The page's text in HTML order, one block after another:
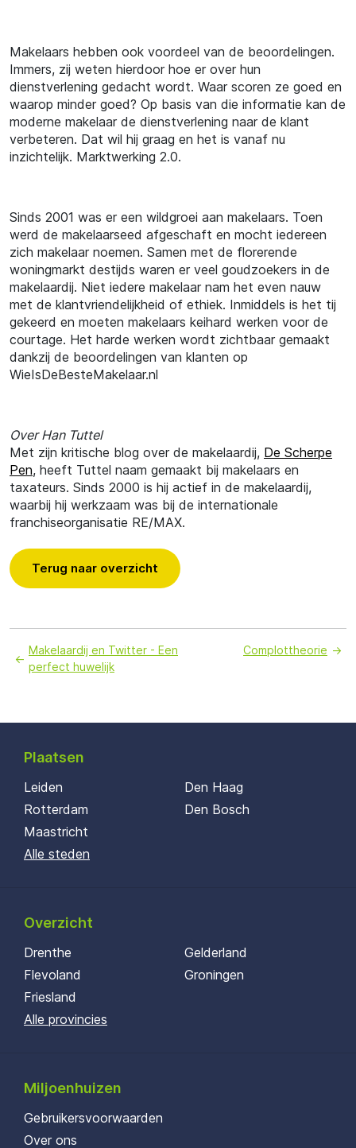
Makelaars hebben ook voordeel van de beoordelingen.
Immers, zij weten hierdoor hoe er over hun
dienstverlening gedacht wordt. Waar scoren ze goed en
waarop minder goed? Op basis van die informatie kan de
moderne makelaar de dienstverlening naar de klant
verbeteren. Dat wil hij graag en het is vanaf nu
inzichtelijk. Marktwerking 2.0.
Sinds 2001 was er een wildgroei aan makelaars. Toen
werd de makelaarseed afgeschaft en mocht iedereen
zich makelaar noemen. Samen met de florerende
woningmarkt destijds waren er veel goudzoekers in de
makelaardij. Niet iedere makelaar nam het even nauw
met de klantvriendelijkheid of ethiek. Inmiddels is het tij
gekeerd en moeten makelaars keihard werken voor de
courtage. Het harde werken wordt zichtbaar gemaakt
dankzij de beoordelingen van klanten op
WieIsDeBesteMakelaar.nl
Over Han Tuttel
Met zijn kritische blog over de makelaardij, De Scherpe
Pen, heeft Tuttel naam gemaakt bij makelaars en
taxateurs. Sinds 2000 is hij actief in de makelaardij,
waarbij hij werkzaam was bij de internationale
franchiseorganisatie RE/MAX.
Terug naar overzicht
Makelaardij en Twitter - Een
perfect huwelijk
Complottheorie
Plaatsen
Leiden
Rotterdam
Maastricht
Den Haag
Den Bosch
Alle steden
Overzicht
Drenthe
Flevoland
Friesland
Gelderland
Groningen
Alle provincies
Miljoenhuizen
Gebruikersvoorwaarden
Over ons